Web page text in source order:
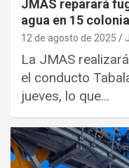
JMAS reparará
agua en 15
12 de agosto de 2025
La JMAS
el conducto
jueves, lo que…